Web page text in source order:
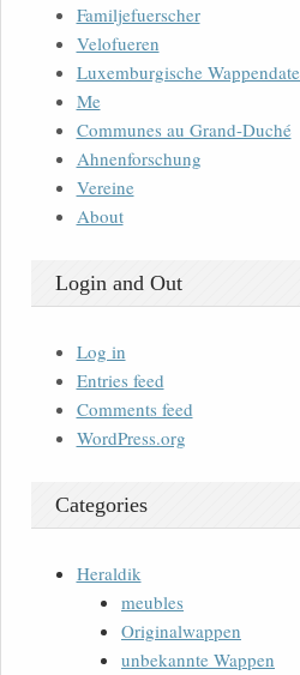
Familjefuerscher
Velofueren
Luxemburgische
Me
Communes au Grand-Duché
Ahnenforschung
Vereine
About
Login and Out
Log in
Entries feed
Comments feed
WordPress.org
Categories
Heraldik
meubles
Originalwappen
unbekannte Wappen